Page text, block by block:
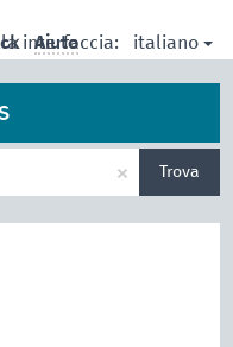
interfaccia: italiano
Aiuto
× Trova